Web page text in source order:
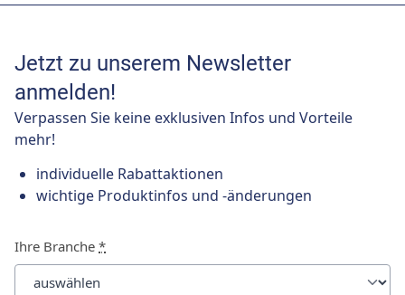
Jetzt zu unserem Newsletter
anmelden!
Verpassen Sie keine exklusiven Infos und Vorteile
mehr!
individuelle Rabattaktionen
wichtige Produktinfos und -änderungen
Ihre Branche *